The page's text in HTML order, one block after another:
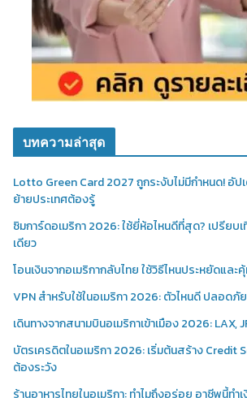
บทความล่าสุด
Lotto Green Card 2027 ถูกระงับไม่มีกำหนด! อัป
ย้ายประเทศต้องรู้
ซิมการ์ดอเมริกา 2026: ใช้ยี่ห้อไหนดีที่สุด? เปรียบ
เดียว
โอนเงินจากอเมริกากลับไทย ใช้วิธีไหนประหยัดแล
VPN สำหรับใช้ในอเมริกา 2026: ตัวไหนดี ปลอดภั
เดินทางจากสนามบินอเมริกาเข้าเมือง 2026: LAX,
บัตรเครดิตในอเมริกา 2026: เริ่มต้นสร้าง Credit
ต้องระวัง
ร้านอาหารไทยในอเมริกา: ทำไมถึงอร่อย อาชีพนี้ทำ